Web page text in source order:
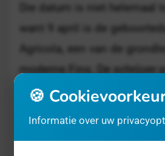
Die datum is niet helemaal
want 9 april is de
Agricola, een van de
moderne Fins. De schrijver
werken als Rucouskiria en
🍪
Informatie over uw